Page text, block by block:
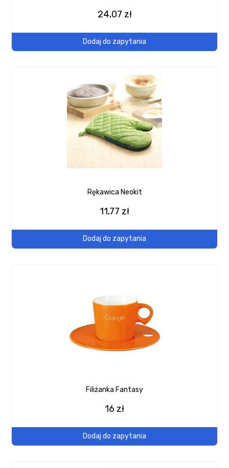
24,07 zł
Dodaj do zapytania
Rękawica Neokit
11,77 zł
Dodaj do zapytania
Filiżanka Fantasy
16 zł
Dodaj do zapytania